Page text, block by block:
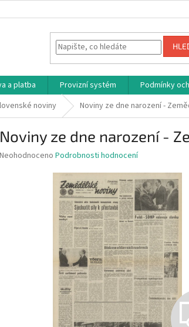
a platba Provizní systém
Podmínky
noviny Noviny ze dne narození -
Noviny ze dne narození -
Průměrné
Neohodnoceno Podrobnosti hodnocení